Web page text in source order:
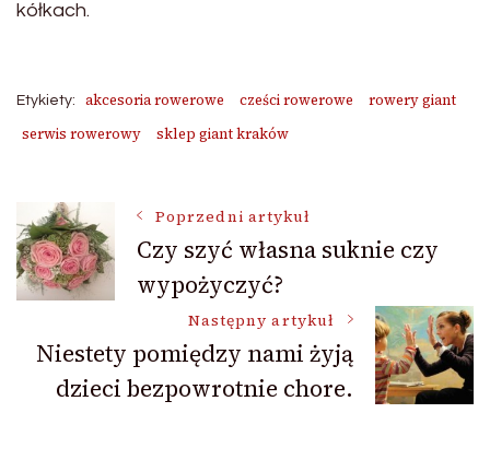
kółkach.
Etykiety: akcesoria rowerowe cześci rowerowe
rowery giant
serwis rowerowy
sklep giant kraków
Nawigacja
wpisu
Poprzedni artykuł
Czy szyć własna suknie czy
wypożyczyć?
Następny artykuł
Niestety pomiędzy nami żyją
dzieci bezpowrotnie chore.